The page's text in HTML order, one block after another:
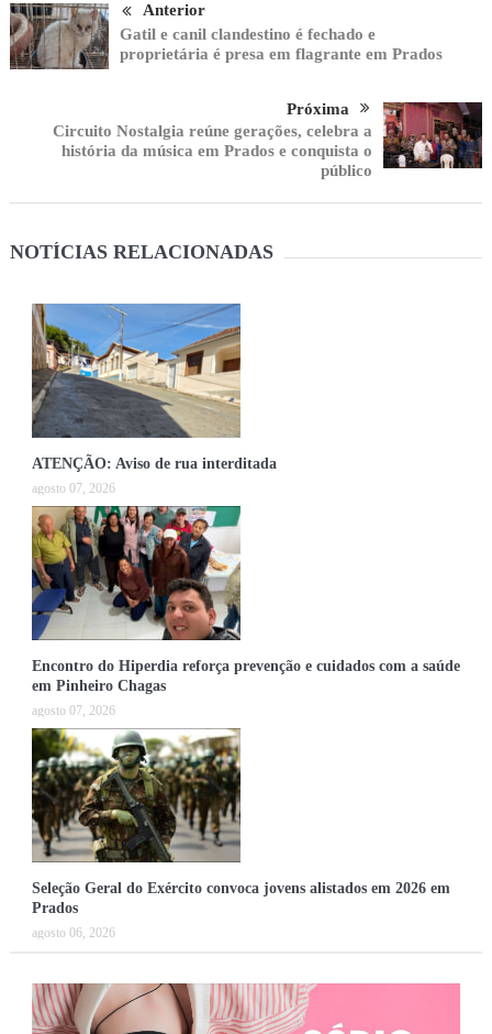
Anterior
Gatil e canil clandestino é fechado e
proprietária é presa em flagrante em Prados
Próxima
Circuito Nostalgia reúne gerações, celebra a
história da música em Prados e conquista o
público
NOTÍCIAS RELACIONADAS
ATENÇÃO: Aviso de rua interditada
agosto 07, 2026
Encontro do Hiperdia reforça prevenção e cuidados com a saúde
em Pinheiro Chagas
agosto 07, 2026
Seleção Geral do Exército convoca jovens alistados em 2026 em
Prados
agosto 06, 2026